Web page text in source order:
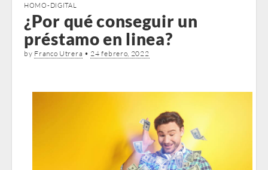
HOMO-DIGITAL
¿Por qué conseguir un
préstamo en linea?
by Franco Utrera • 24 febrero, 2022